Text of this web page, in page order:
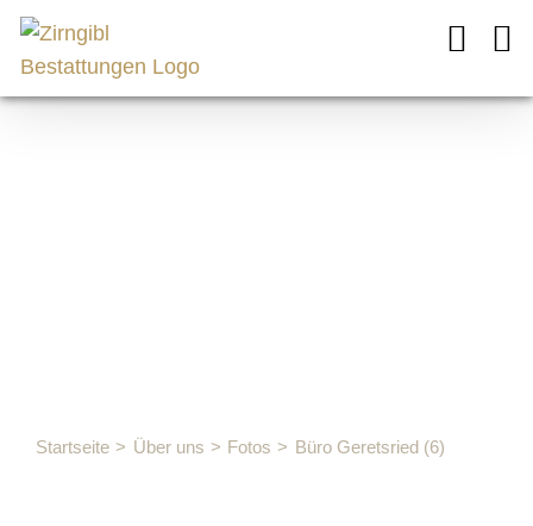
Zum
Startseite Über uns Fotos Büro Geretsried (6)